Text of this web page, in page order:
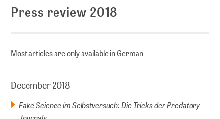
Press review 2018
Most articles are only available in German
December 2018
Fake Science im Selbstversuch: Die Tricks der Predatory